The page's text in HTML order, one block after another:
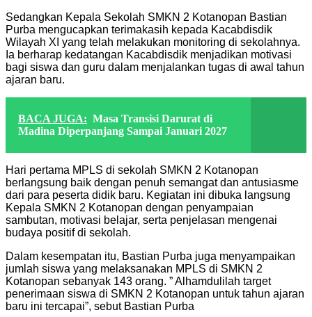
Sedangkan Kepala Sekolah SMKN 2 Kotanopan Bastian
Purba mengucapkan terimakasih kepada Kacabdisdik
Wilayah XI yang telah melakukan monitoring di sekolahnya.
Ia berharap kedatangan Kacabdisdik menjadikan motivasi
bagi siswa dan guru dalam menjalankan tugas di awal tahun
ajaran baru.
BACA JUGA: Masa Transisi Darurat di
Madina Diperpanjang Sampai Januari 2027
Hari pertama MPLS di sekolah SMKN 2 Kotanopan
berlangsung baik dengan penuh semangat dan antusiasme
dari para peserta didik baru. Kegiatan ini dibuka langsung
Kepala SMKN 2 Kotanopan dengan penyampaian
sambutan, motivasi belajar, serta penjelasan mengenai
budaya positif di sekolah.
Dalam kesempatan itu, Bastian Purba juga menyampaikan
jumlah siswa yang melaksanakan MPLS di SMKN 2
Kotanopan sebanyak 143 orang. ” Alhamdulilah target
penerimaan siswa di SMKN 2 Kotanopan untuk tahun ajaran
baru ini tercapai”, sebut Bastian Purba